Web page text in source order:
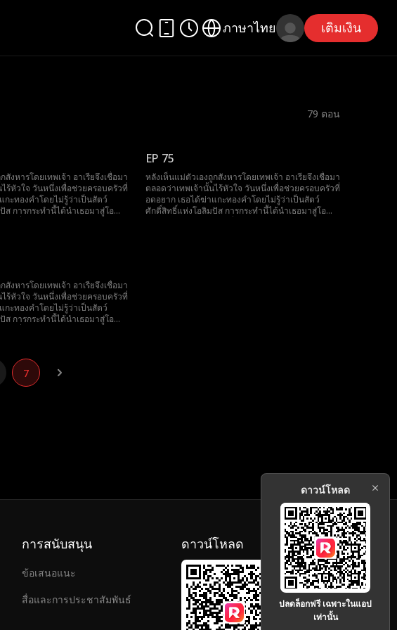
ภาษาไทย เติมเงิน
79 ตอน
งหารโดยเทพเจ้า อาเรียจึงเชื่อมา
ร้หัวใจ วันหนึ่งเพื่อช่วยครอบครัวที่
กะทองคำโดยไม่รู้ว่าเป็นสัตว์
การกระทำนี้ได้นำเธอมาสู่โอ
EP 75
หลังเห็นแม่ตัวเองถูกสังหารโดยเทพเจ้า อาเรียจึงเชื่อมา
ตลอดว่าเทพเจ้านั้นไร้หัวใจ วันหนึ่งเพื่อช่วยครอบครัวที่
อดอยาก เธอได้ฆ่าแกะทองคำโดยไม่รู้ว่าเป็นสัตว์
ศักดิ์สิทธิ์แห่งโอลิมปัส การกระทำนี้ได้นำเธอมาสู่โอ
งหารโดยเทพเจ้า อาเรียจึงเชื่อมา
ร้หัวใจ วันหนึ่งเพื่อช่วยครอบครัวที่
กะทองคำโดยไม่รู้ว่าเป็นสัตว์
การกระทำนี้ได้นำเธอมาสู่โอ
7
การสนับสนุน
ข้อเสนอแนะ
สื่อและการประชาสัมพันธ์
ดาวน์โหลด
ดาวน์โหลด
ปลดล็อกฟรี เฉพาะในแอป
เท่านั้น